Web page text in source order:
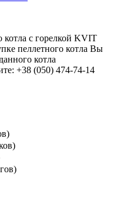
котла с горелкой KVIT
пеллетного котла Вы
котла
+38 (050) 474-74-14